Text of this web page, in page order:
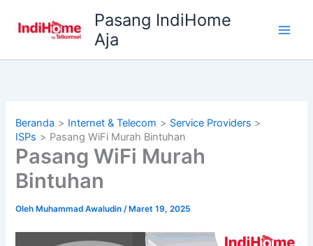
Pasang IndiHome
Aja
Beranda Internet & Telecom
Service Providers
ISPs
Pasang WiFi Murah Bintuhan
Pasang WiFi Murah
Bintuhan
Oleh Muhammad Awaludin/ Maret 19, 2025